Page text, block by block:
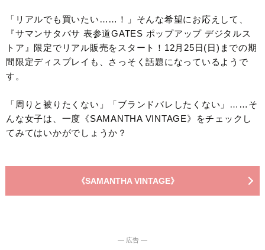
「リアルでも買いたい……！」そんな希望にお応えして、
『サマンサタバサ 表参道GATES ポップアップ デジタルス
トア』限定でリアル販売をスタート！12月25日(日)までの期
間限定ディスプレイも、さっそく話題になっているようで
す。
「周りと被りたくない」「ブランドバレしたくない」……そ
んな女子は、一度《SAMANTHA VINTAGE》をチェックし
てみてはいかがでしょうか？
《SAMANTHA VINTAGE》
― 広告 ―